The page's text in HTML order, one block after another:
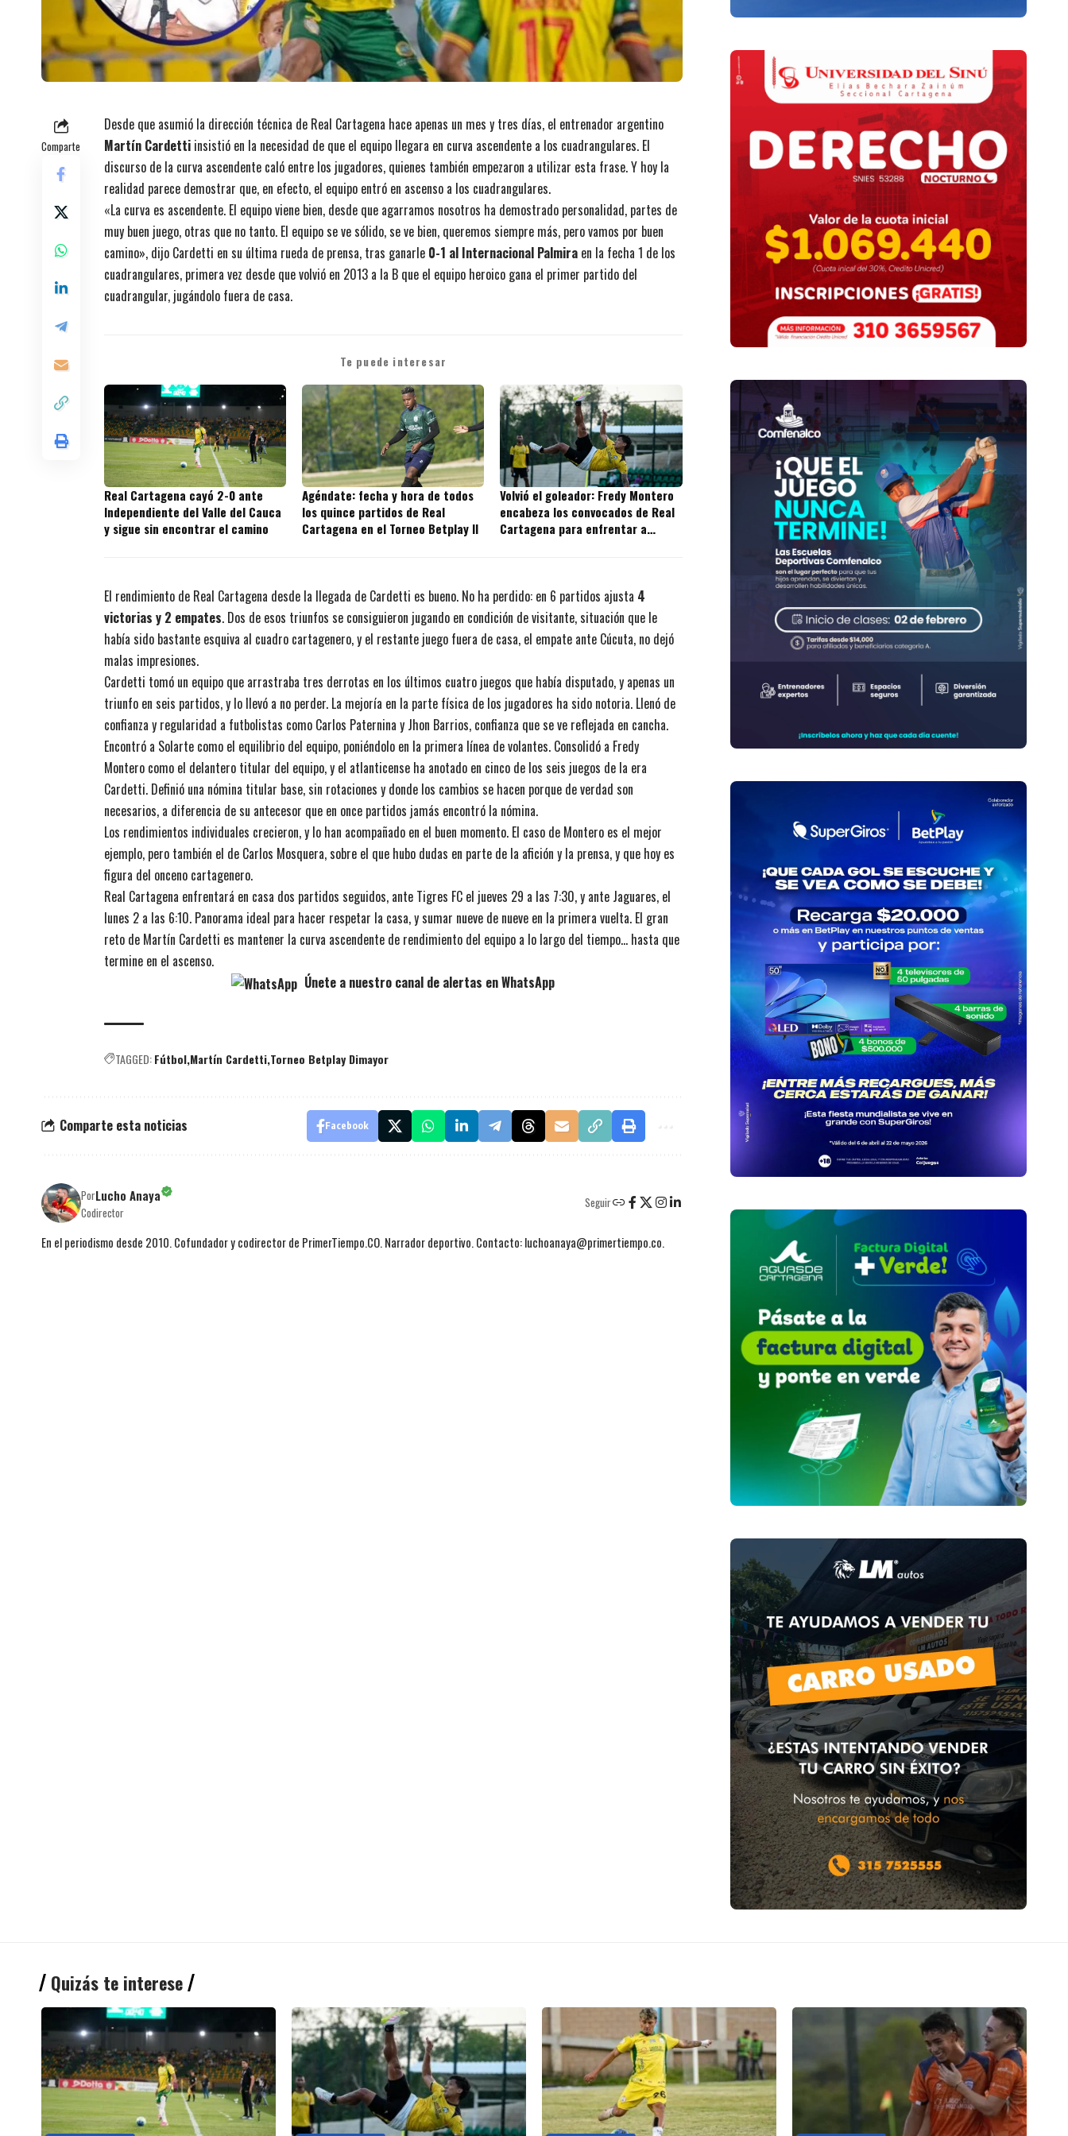
Comparte
Desde que asumió la dirección técnica de Real Cartagena hace apenas un mes y tres días, el entrenador argentino
Martín Cardetti insistió en la necesidad de que el equipo llegara en curva ascendente a los cuadrangulares. El
discurso de la curva ascendente caló entre los jugadores, quienes también empezaron a utilizar esta frase. Y hoy la
realidad parece demostrar que, en efecto, el equipo entró en ascenso a los cuadrangulares.
«La curva es ascendente. El equipo viene bien, desde que agarramos nosotros ha demostrado personalidad, partes de
muy buen juego, otras que no tanto. El equipo se ve sólido, se ve bien, queremos siempre más, pero vamos por buen
camino», dijo Cardetti en su última rueda de prensa, tras ganarle 0-1 al Internacional Palmira en la fecha 1 de los
cuadrangulares, primera vez desde que volvió en 2013 a la B que el equipo heroico gana el primer partido del
cuadrangular, jugándolo fuera de casa.
Te puede interesar
Real Cartagena cayó 2-0 ante
Independiente del Valle del Cauca
y sigue sin encontrar el camino
Agéndate: fecha y hora de todos
los quince partidos de Real
Cartagena en el Torneo Betplay II
Volvió el goleador: Fredy Montero
encabeza los convocados de Real
Cartagena para enfrentar a
El rendimiento de Real Cartagena desde la llegada de Cardetti es bueno. No ha perdido: en 6 partidos ajusta 4
victorias y 2 empates. Dos de esos triunfos se consiguieron jugando en condición de visitante, situación que le
había sido bastante esquiva al cuadro cartagenero, y el restante juego fuera de casa, el empate ante Cúcuta, no dejó
malas impresiones.
Cardetti tomó un equipo que arrastraba tres derrotas en los últimos cuatro juegos que había disputado, y apenas un
triunfo en seis partidos, y lo llevó a no perder. La mejoría en la parte física de los jugadores ha sido notoria. Llenó de
confianza y regularidad a futbolistas como Carlos Paternina y Jhon Barrios, confianza que se ve reflejada en cancha.
Encontró a Solarte como el equilibrio del equipo, poniéndolo en la primera línea de volantes. Consolidó a Fredy
Montero como el delantero titular del equipo, y el atlanticense ha anotado en cinco de los seis juegos de la era
Cardetti. Definió una nómina titular base, sin rotaciones y donde los cambios se hacen porque de verdad son
necesarios, a diferencia de su antecesor que en once partidos jamás encontró la nómina.
Los rendimientos individuales crecieron, y lo han acompañado en el buen momento. El caso de Montero es el mejor
ejemplo, pero también el de Carlos Mosquera, sobre el que hubo dudas en parte de la afición y la prensa, y que hoy es
figura del onceno cartagenero.
Real Cartagena enfrentará en casa dos partidos seguidos, ante Tigres FC el jueves 29 a las 7:30, y ante Jaguares, el
lunes 2 a las 6:10. Panorama ideal para hacer respetar la casa, y sumar nueve de nueve en la primera vuelta. El gran
reto de Martín Cardetti es mantener la curva ascendente de rendimiento del equipo a lo largo del tiempo… hasta que
termine en el ascenso.
Únete a nuestro canal de alertas en WhatsApp
TAGGED:Fútbol Martín Cardetti Torneo Betplay Dimayor
Comparte esta noticias Facebook
PorLucho Anaya
Codirector
Seguir
En el periodismo desde 2010. Cofundador y codirector de PrimerTiempo.CO. Narrador deportivo. Contacto: luchoanaya@primertiempo.co.
Quizás te interese